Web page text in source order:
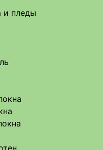
и пледы